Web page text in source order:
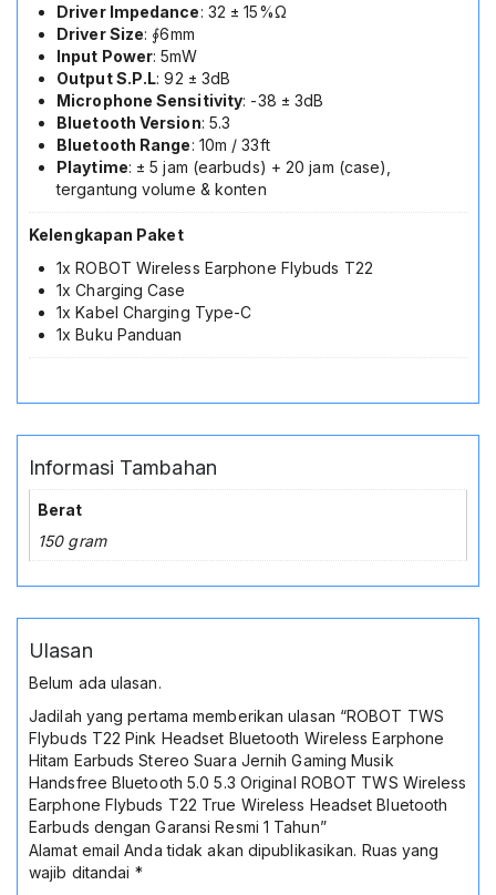
Driver Impedance: 32 ± 15%Ω
Driver Size: ∮6mm
Input Power: 5mW
Output S.P.L: 92 ± 3dB
Microphone Sensitivity: -38 ± 3dB
Bluetooth Version: 5.3
Bluetooth Range: 10m / 33ft
Playtime: ± 5 jam (earbuds) + 20 jam (case),
tergantung volume & konten
Kelengkapan Paket
1x ROBOT Wireless Earphone Flybuds T22
1x Charging Case
1x Kabel Charging Type-C
1x Buku Panduan
Informasi Tambahan
Berat
150 gram
Ulasan
Belum ada ulasan.
Jadilah yang pertama memberikan ulasan “ROBOT TWS
Flybuds T22 Pink Headset Bluetooth Wireless Earphone
Hitam Earbuds Stereo Suara Jernih Gaming Musik
Handsfree Bluetooth 5.0 5.3 Original ROBOT TWS Wireless
Earphone Flybuds T22 True Wireless Headset Bluetooth
Earbuds dengan Garansi Resmi 1 Tahun”
Alamat email Anda tidak akan dipublikasikan. Ruas yang
wajib ditandai *